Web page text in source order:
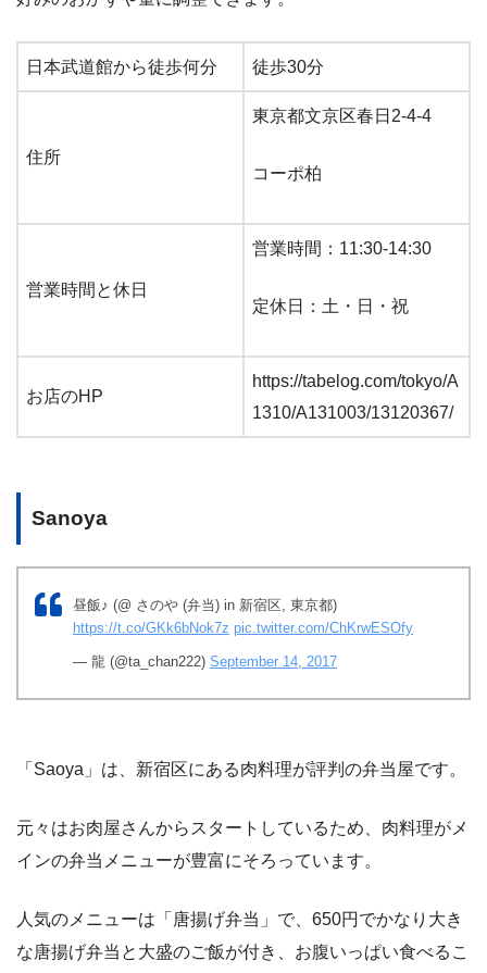
日本武道館から徒歩何分 徒歩30分
住所
東京都文京区春日2-4-4
コーポ柏
営業時間と休日
営業時間：11:30-14:30
定休日：土・日・祝
お店のHP
https://tabelog.com/tokyo/A
1310/A131003/13120367/
Sanoya
昼飯♪ (@ さのや (弁当) in 新宿区, 東京都)
https://t.co/GKk6bNok7z pic.twitter.com/ChKrwESOfy
— 龍 (@ta_chan222) September 14, 2017
「Saoya」は、新宿区にある肉料理が評判の弁当屋です。
元々はお肉屋さんからスタートしているため、肉料理がメ
インの弁当メニューが豊富にそろっています。
人気のメニューは「唐揚げ弁当」で、650円でかなり大き
な唐揚げ弁当と大盛のご飯が付き、お腹いっぱい食べるこ